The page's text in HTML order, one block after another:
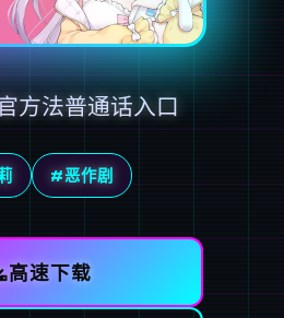
方法普通话入口
#恶作剧
高速下载